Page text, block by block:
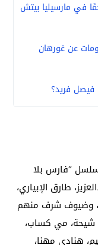
في مارسيليا بيتش
عن غورهان
فريد؟
“فارس بلا
طارق الإبياري،
وضيوف شرف منهم
شيحة، مي كساب،
هنادي مهنا،